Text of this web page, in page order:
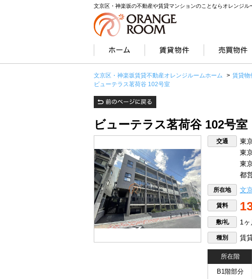
文京区・神楽坂の不動産や賃貸マンションのことならオレンジル
文京区・神楽坂賃貸不動産オレンジルームホーム > 賃貸物
ビューテラス茗荷谷 102号室
ビューテラス茗荷谷 102号室
交通 東
東
東
都
所在地 文
賃料
敷/礼
1ヶ
種別 賃
所在階
B1階部分